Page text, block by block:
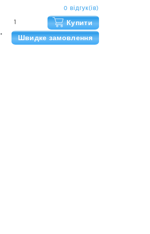
0 відгук(ів)
Купити
Швидке замовлення